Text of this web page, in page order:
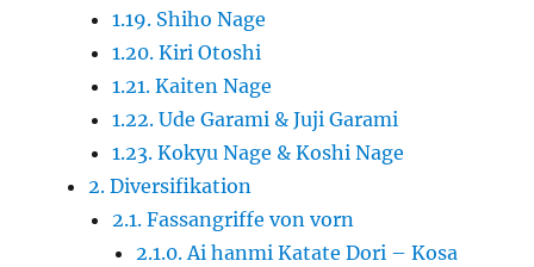
1.19. Shiho Nage
1.20. Kiri Otoshi
1.21. Kaiten Nage
1.22. Ude Garami & Juji Garami
1.23. Kokyu Nage & Koshi Nage
2. Diversifikation
2.1. Fassangriffe von vorn
2.1.0. Ai hanmi Katate Dori – Kosa